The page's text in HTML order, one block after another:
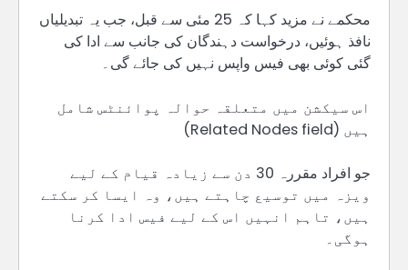
محکمے نے مزید کہا کہ 25 مئی سے قبل، جب یہ تبدیلیاں
نافذ ہوئیں، درخواست دہندگان کی جانب سے ادا کی
گئی کوئی بھی فیس واپس نہیں کی جائے گی۔
اس سیکشن میں متعلقہ حوالہ پوائنٹس شامل
ہیں (Related Nodes field)
جو افراد مقررہ 30 دن سے زیادہ قیام کے لیے
ویزہ میں توسیع چاہتے ہیں، وہ ایسا کر سکتے
ہیں، تاہم انہیں اس کے لیے فیس ادا کرنا
ہوگی۔